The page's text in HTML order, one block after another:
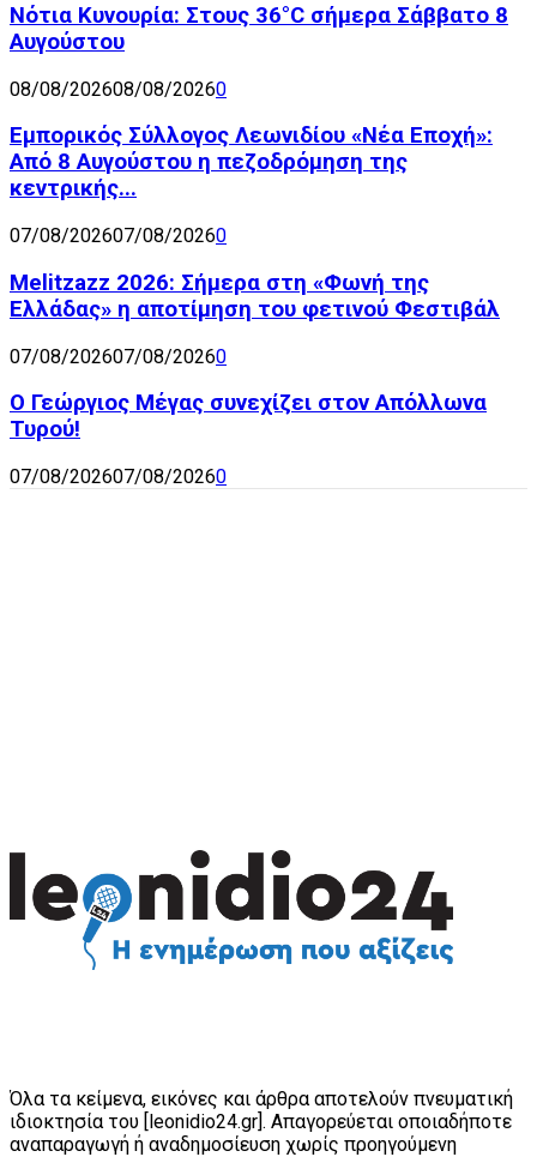
Νότια Κυνουρία: Στους 36°C σήμερα Σάββατο 8
Αυγούστου
08/08/202608/08/20260
Εμπορικός Σύλλογος Λεωνιδίου «Νέα Εποχή»:
Από 8 Αυγούστου η πεζοδρόμηση της
κεντρικής...
07/08/202607/08/20260
Melitzazz 2026: Σήμερα στη «Φωνή της
Ελλάδας» η αποτίμηση του φετινού Φεστιβάλ
07/08/202607/08/20260
Ο Γεώργιος Μέγας συνεχίζει στον Απόλλωνα
Τυρού!
07/08/202607/08/20260
Όλα τα κείμενα, εικόνες και άρθρα αποτελούν πνευματική
ιδιοκτησία του [leonidio24.gr]. Απαγορεύεται οποιαδήποτε
αναπαραγωγή ή αναδημοσίευση χωρίς προηγούμενη